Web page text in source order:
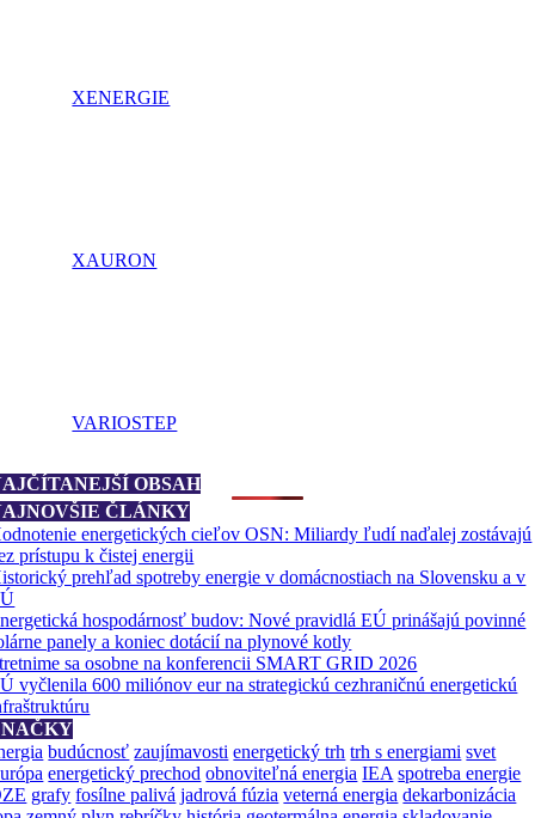
XENERGIE
XAURON
VARIOSTEP
OBSAH
ČLÁNKY
energetických cieľov OSN: Miliardy ľudí naďalej zostávajú
prístupu k čistej energii
prehľad spotreby energie v domácnostiach na Slovensku a v
hospodárnosť budov: Nové pravidlá EÚ prinášajú povinné
panely a koniec dotácií na plynové kotly
sa osobne na konferencii SMART GRID 2026
vyčlenila 600 miliónov eur na strategickú cezhraničnú energetickú
budúcnosť zaujímavosti energetický trh trh s energiami svet
energetický prechod obnoviteľná energia IEA spotreba energie
grafy fosílne palivá jadrová fúzia veterná energia dekarbonizácia